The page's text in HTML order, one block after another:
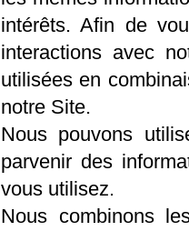
intérêts. Afin de
interactions avec
utilisées en
notre Site.
Nous pouvons
parvenir des
vous utilisez.
Nous combinons